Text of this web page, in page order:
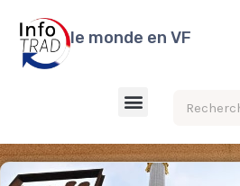
contenu
le monde en VF
Rechercher
Menu